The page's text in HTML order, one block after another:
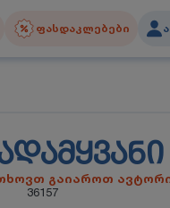
ფასდაკლებები
გაიაროთ
36157